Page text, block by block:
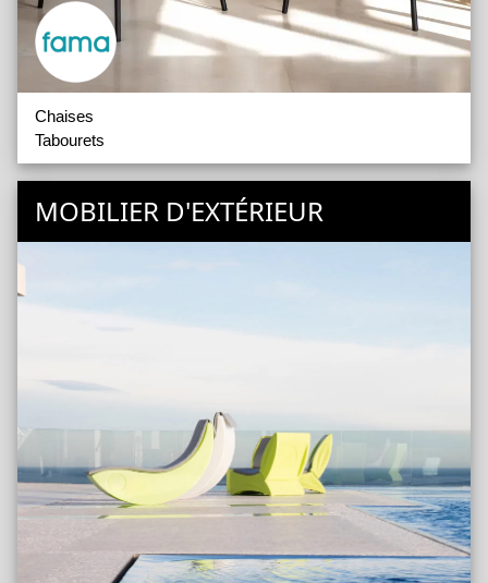
Chaises
Tabourets
MOBILIER D'EXTÉRIEUR